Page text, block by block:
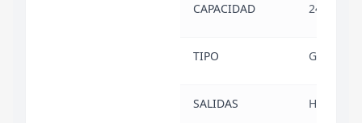
CAPACIDAD 24 GB
TIPO GDDR7
SALIDAS HDMI